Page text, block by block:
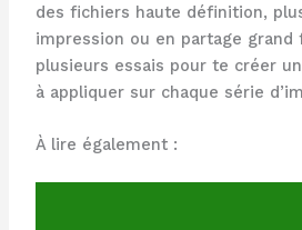
des fichiers haute définition,
impression ou en partage
plusieurs essais pour te créer
à appliquer sur chaque série
À lire également :